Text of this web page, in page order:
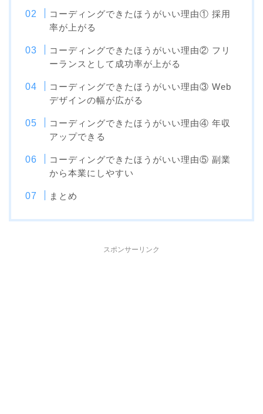
コーディングできたほうがいい理由① 採用
率が上がる
コーディングできたほうがいい理由② フリ
ーランスとして成功率が上がる
コーディングできたほうがいい理由③ Web
デザインの幅が広がる
コーディングできたほうがいい理由④ 年収
アップできる
コーディングできたほうがいい理由⑤ 副業
から本業にしやすい
まとめ
スポンサーリンク